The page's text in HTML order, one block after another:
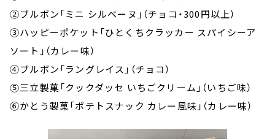
②ブルボン「ミニ シルベーヌ」（チョコ・300円以上）
③ハッピーポケット「ひとくちクラッカー スパイシーア
ソート」（カレー味）
④ブルボン「ラングレイス」（チョコ）
⑤三立製菓「クックダッセ いちごクリーム」（いちご味）
⑥かとう製菓「ポテトスナック カレー風味」（カレー味）